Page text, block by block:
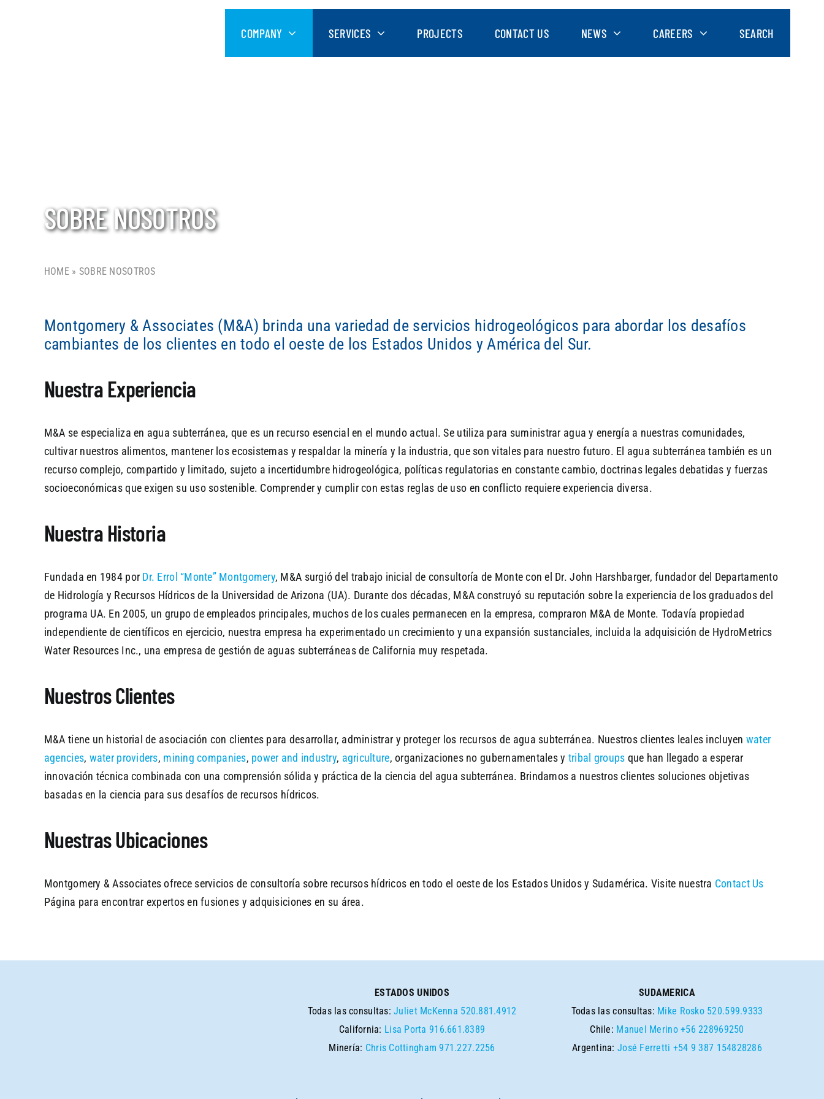
COMPANY SERVICES PROJECTS CONTACT US NEWS CAREERS SEARCH
SOBRE NOSOTROS
HOME » SOBRE NOSOTROS
Montgomery & Associates (M&A) brinda una variedad de servicios hidrogeológicos para abordar los desafíos
cambiantes de los clientes en todo el oeste de los Estados Unidos y América del Sur.
Nuestra Experiencia
M&A se especializa en agua subterránea, que es un recurso esencial en el mundo actual. Se utiliza para suministrar agua y energía a nuestras comunidades,
cultivar nuestros alimentos, mantener los ecosistemas y respaldar la minería y la industria, que son vitales para nuestro futuro. El agua subterránea también es un
recurso complejo, compartido y limitado, sujeto a incertidumbre hidrogeológica, políticas regulatorias en constante cambio, doctrinas legales debatidas y fuerzas
socioeconómicas que exigen su uso sostenible. Comprender y cumplir con estas reglas de uso en conflicto requiere experiencia diversa.
Nuestra Historia
Fundada en 1984 por Dr. Errol “Monte” Montgomery, M&A surgió del trabajo inicial de consultoría de Monte con el Dr. John Harshbarger, fundador del Departamento
de Hidrología y Recursos Hídricos de la Universidad de Arizona (UA). Durante dos décadas, M&A construyó su reputación sobre la experiencia de los graduados del
programa UA. En 2005, un grupo de empleados principales, muchos de los cuales permanecen en la empresa, compraron M&A de Monte. Todavía propiedad
independiente de científicos en ejercicio, nuestra empresa ha experimentado un crecimiento y una expansión sustanciales, incluida la adquisición de HydroMetrics
Water Resources Inc., una empresa de gestión de aguas subterráneas de California muy respetada.
Nuestros Clientes
M&A tiene un historial de asociación con clientes para desarrollar, administrar y proteger los recursos de agua subterránea. Nuestros clientes leales incluyen water
agencies, water providers, mining companies, power and industry, agriculture, organizaciones no gubernamentales y tribal groups que han llegado a esperar
innovación técnica combinada con una comprensión sólida y práctica de la ciencia del agua subterránea. Brindamos a nuestros clientes soluciones objetivas
basadas en la ciencia para sus desafíos de recursos hídricos.
Nuestras Ubicaciones
Montgomery & Associates ofrece servicios de consultoría sobre recursos hídricos en todo el oeste de los Estados Unidos y Sudamérica. Visite nuestra Contact Us
Página para encontrar expertos en fusiones y adquisiciones en su área.
ESTADOS UNIDOS
Todas las consultas:Juliet McKenna 520.881.4912
California: Lisa Porta 916.661.8389
Minería: Chris Cottingham 971.227.2256
SUDAMERICA
Todas las consultas: Mike Rosko 520.599.9333
Chile: Manuel Merino +56 228969250
Argentina:José Ferretti +54 9 387 154828286